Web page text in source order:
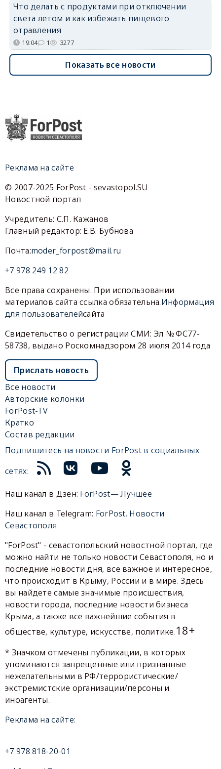
Что делать с продуктами при отключении
света летом и как избежать пищевого
отравления
19:04 1 3277
Показать все новости
Реклама на сайте
© 2007-2025 ForPost - sevastopol.SU
Новостной портал
Учредитель: С.П. Кажанов
Главный редактор: Е.В. Бубнова
Почта:moder_forpost@mail.ru
+7 978 249 12 82
Все права сохранены. При использовании
материалов сайта ссылка обязательна.Информация
для пользователейсайта
Свидетельство о регистрации СМИ: Эл № ФС77-
58738, выдано Роскомнадзором 28 июля 2014 года
Прислать новость
Все новости
Авторские колонки
ForPost-TV
Кратко
Состав редакции
Подпишитесь на новости ForPost в социальных
сетях:
Наш канал в Дзен: ForPost— Лучшее
Наш канал в Telegram: ForPost. Новости
Севастополя
"ForPost" - севастопольский новостной портал, где
можно найти не только новости Севастополя, но и
последние новости дня, все важное и интересное,
что происходит в Крыму, России и в мире. Здесь
вы найдете самые значимые происшествия,
новости города, последние новости бизнеса
Крыма, а также все важнейшие события в
обществе, культуре, искусстве, политике.18+
* Значком отмечены публикации, в которых
упоминаются запрещенные или признанные
нежелательными в РФ/террористические/
экстремистские организации/персоны и
иноагенты.
Реклама на сайте:
+7 978 818-20-01